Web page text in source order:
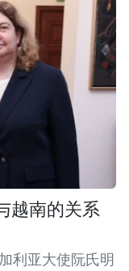
越南的关系
利亚大使阮氏明